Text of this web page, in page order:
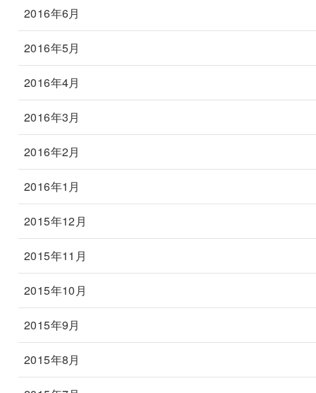
2016年6月
2016年5月
2016年4月
2016年3月
2016年2月
2016年1月
2015年12月
2015年11月
2015年10月
2015年9月
2015年8月